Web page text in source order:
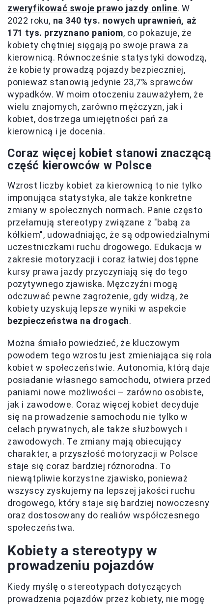
zweryfikować swoje prawo jazdy online. W
2022 roku, na 340 tys. nowych uprawnień, aż
171 tys. przyznano paniom, co pokazuje, że
kobiety chętniej sięgają po swoje prawa za
kierownicą. Równocześnie statystyki dowodzą,
że kobiety prowadzą pojazdy bezpieczniej,
ponieważ stanowią jedynie 23,7% sprawców
wypadków. W moim otoczeniu zauważyłem, że
wielu znajomych, zarówno mężczyzn, jak i
kobiet, dostrzega umiejętności pań za
kierownicą i je docenia.
Coraz więcej kobiet stanowi znaczącą
część kierowców w Polsce
Wzrost liczby kobiet za kierownicą to nie tylko
imponująca statystyka, ale także konkretne
zmiany w społecznych normach. Panie często
przełamują stereotypy związane z "babą za
kółkiem", udowadniając, że są odpowiedzialnymi
uczestniczkami ruchu drogowego. Edukacja w
zakresie motoryzacji i coraz łatwiej dostępne
kursy prawa jazdy przyczyniają się do tego
pozytywnego zjawiska. Mężczyźni mogą
odczuwać pewne zagrożenie, gdy widzą, że
kobiety uzyskują lepsze wyniki w aspekcie
bezpieczeństwa na drogach.
Można śmiało powiedzieć, że kluczowym
powodem tego wzrostu jest zmieniająca się rola
kobiet w społeczeństwie. Autonomia, którą daje
posiadanie własnego samochodu, otwiera przed
paniami nowe możliwości – zarówno osobiste,
jak i zawodowe. Coraz więcej kobiet decyduje
się na prowadzenie samochodu nie tylko w
celach prywatnych, ale także służbowych i
zawodowych. Te zmiany mają obiecujący
charakter, a przyszłość motoryzacji w Polsce
staje się coraz bardziej różnorodna. To
niewątpliwie korzystne zjawisko, ponieważ
wszyscy zyskujemy na lepszej jakości ruchu
drogowego, który staje się bardziej nowoczesny
oraz dostosowany do realiów współczesnego
społeczeństwa.
Kobiety a stereotypy w
prowadzeniu pojazdów
Kiedy myślę o stereotypach dotyczących
prowadzenia pojazdów przez kobiety, nie mogę